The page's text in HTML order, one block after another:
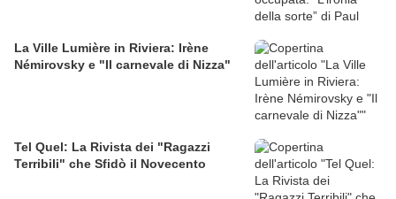
La Ville Lumière in Riviera: Irène
Némirovsky e "Il carnevale di Nizza"
Tel Quel: La Rivista dei "Ragazzi
Terribili" che Sfidò il Novecento